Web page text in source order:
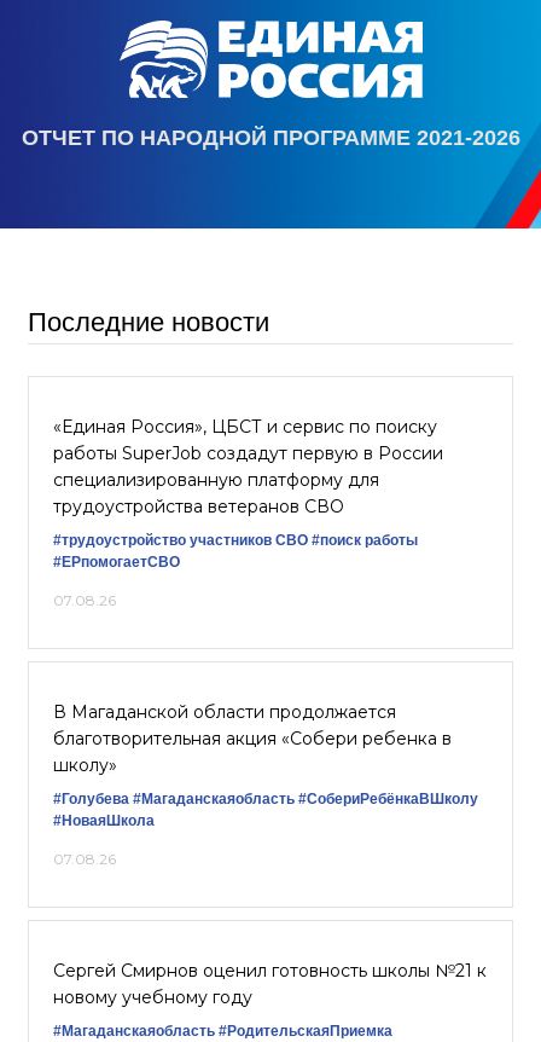
ОТЧЕТ ПО НАРОДНОЙ ПРОГРАММЕ 2021-2026
Последние новости
«Единая Россия», ЦБСТ и сервис по поиску
работы SuperJob создадут первую в России
специализированную платформу для
трудоустройства ветеранов СВО
#трудоустройство участников СВО #поиск работы
#ЕРпомогаетСВО
07.08.26
В Магаданской области продолжается
благотворительная акция «Собери ребенка в
школу»
#Голубева #Магаданскаяобласть #СобериРебёнкаВШколу
#НоваяШкола
07.08.26
Сергей Смирнов оценил готовность школы №21 к
новому учебному году
#Магаданскаяобласть #РодительскаяПриемка